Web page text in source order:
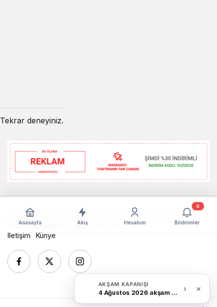
Tekrar deneyiniz.
AKŞAM KAPANIŞI
4 Ağustos 2026 akşam Haber Bülteni
Anasayfa Akış Hesabım Bildirimler
0
Bizim Düzce Gazetesi © Telif Hakkı 2026, Tüm Hakları
Saklıdır. Design by
Papatyam Soft
İletişim
Künye